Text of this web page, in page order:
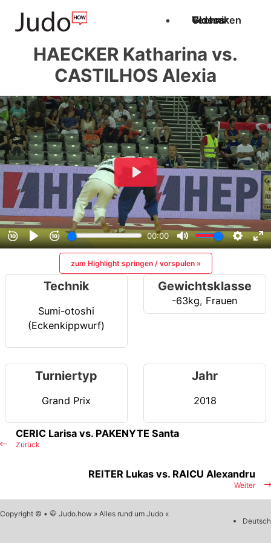
Techniken
Videos
Glossar
HAECKER Katharina vs.
CASTILHOS Alexia
zum Highlight springen / vorspulen »
Technik
Sumi-otoshi
(Eckenkippwurf)
Gewichtsklasse
-63kg, Frauen
Turniertyp
Grand Prix
Jahr
2018
Zurück
CERIC Larisa vs. PAKENYTE Santa
Weiter
REITER Lukas vs. RAICU Alexandru
Copyright © • 🥋 Judo.how » Alles rund um Judo «
Deutsch